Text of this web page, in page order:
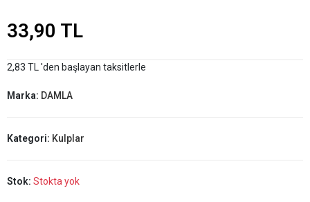
33,90 TL
2,83 TL 'den başlayan taksitlerle
Marka: DAMLA
Kategori: Kulplar
Stok: Stokta yok